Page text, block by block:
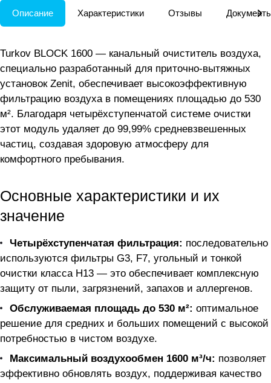
Описание Характеристики Отзывы
Turkov BLOCK 1600 — канальный очиститель воздуха,
специально разработанный для приточно-вытяжных
установок Zenit, обеспечивает высокоэффективную
фильтрацию воздуха в помещениях площадью до 530
м². Благодаря четырёхступенчатой системе очистки
этот модуль удаляет до 99,99% средневзвешенных
частиц, создавая здоровую атмосферу для
комфортного пребывания.
Основные характеристики и их
значение
Четырёхступенчатая фильтрация: последовательно
используются фильтры G3, F7, угольный и тонкой
очистки класса H13 — это обеспечивает комплексную
защиту от пыли, загрязнений, запахов и аллергенов.
Обслуживаемая площадь до 530 м²: оптимальное
решение для средних и больших помещений с высокой
потребностью в чистом воздухе.
Максимальный воздухообмен 1600 м³/ч: позволяет
эффективно обновлять воздух, поддерживая качество